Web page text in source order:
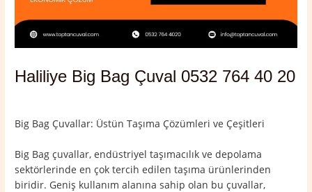
Haliliye Big Bag Çuval 0532 764 40 20
Big Bag Çuvallar: Üstün Taşıma Çözümleri ve Çeşitleri
Big Bag çuvallar, endüstriyel taşımacılık ve depolama
sektörlerinde en çok tercih edilen taşıma ürünlerinden
biridir. Geniş kullanım alanına sahip olan bu çuvallar,